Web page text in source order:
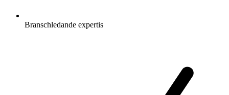
Branschledande expertis